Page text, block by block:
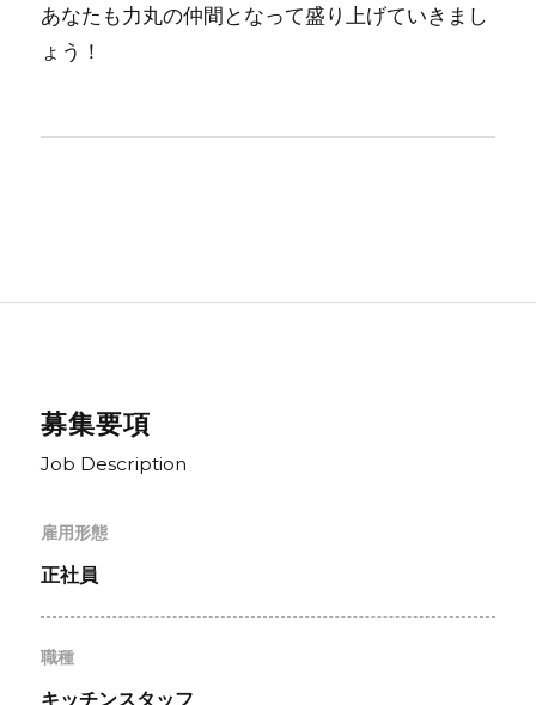
あなたも力丸の仲間となって盛り上げていきまし
ょう！
募集要項
Job Description
雇用形態
正社員
職種
キッチンスタッフ